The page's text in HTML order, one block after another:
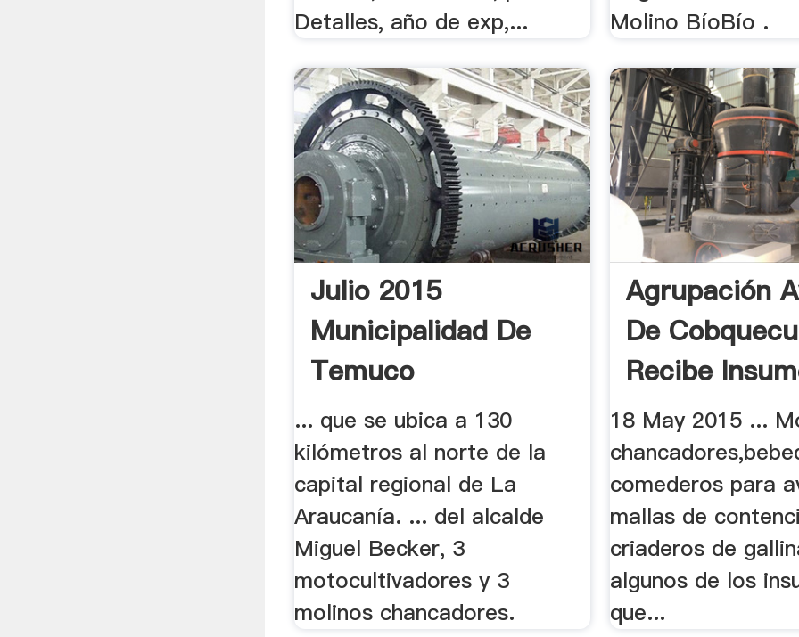
Detalles, año de exp,...
Molino BíoBío .
Julio 2015
Municipalidad De
Temuco
... que se ubica a 130
kilómetros al norte de la
capital regional de La
Araucanía. ... del alcalde
Miguel Becker, 3
motocultivadores y 3
molinos chancadores.
Agrupación
De
Recibe
Para ...
18 May 2015 ...
comederos para
mallas de
criaderos de
algunos de los
que...